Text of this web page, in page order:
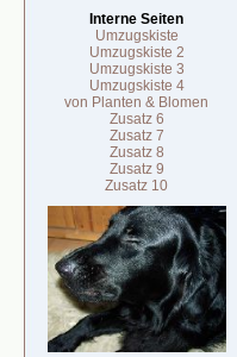
Interne Seiten
Umzugskiste
Umzugskiste 2
Umzugskiste 3
Umzugskiste 4
von Planten & Blomen
Zusatz 6
Zusatz 7
Zusatz 8
Zusatz 9
Zusatz 10